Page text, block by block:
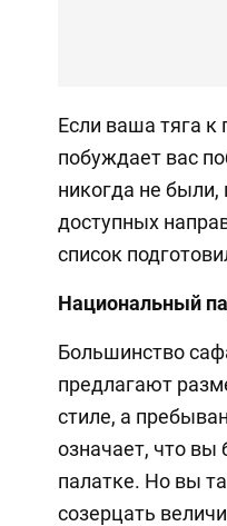
Если ваша тяга к
побуждает вас
никогда не были,
доступных
список
Национальный
Большинство
предлагают
стиле, а
означает, что вы
палатке. Но вы
созерцать